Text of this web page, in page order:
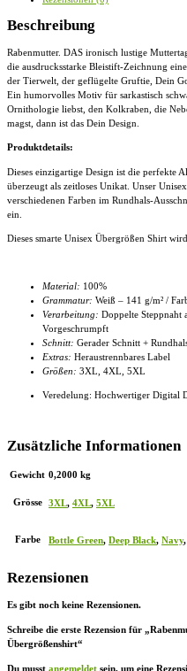
Beschreibung
Rabenmutter. DAS ironisch lustige
die ausdrucksstarke Bleistift-Zeichnung
der Tierwelt, der geflügelte Gruftie, Dein
Ein humorvolles Motiv für sarkastisch
Ornithologie liebst, den Kolkraben, die
magst, dann ist das Dein Design.
Produktdetails:
Dieses einzigartige Design ist die perfekte
überzeugt als zeitloses Unikat. Unser
verschiedenen Farben im Rundhals-
ein.
Dieses smarte Unisex Übergrößen Shirt
Material: 100%
Grammatur: Weiß – 141 g/m² /
Verarbeitung: Doppelte Steppnaht
Vorgeschrumpft
Schnitt: Gerader Schnitt +
Extras: Heraustrennbares Label
Größen: 3XL, 4XL , 5XL
Veredelung: Hochwertiger Digital
Zusätzliche Informationen
Gewicht 0,2000 kg
Grösse 3XL, 4XL, 5XL
Farbe Bottle Green, Deep Black, Navy,
Rezensionen
Es gibt noch keine Rezensionen.
Schreibe die erste Rezension für
Übergrößenshirt“
Du musst angemeldet sein, um eine